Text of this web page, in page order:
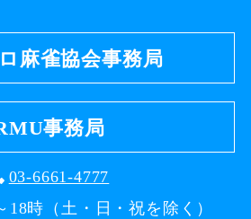
麻雀協会事務局
事務局
03-6661-4777
18時（土・日・祝を除く）